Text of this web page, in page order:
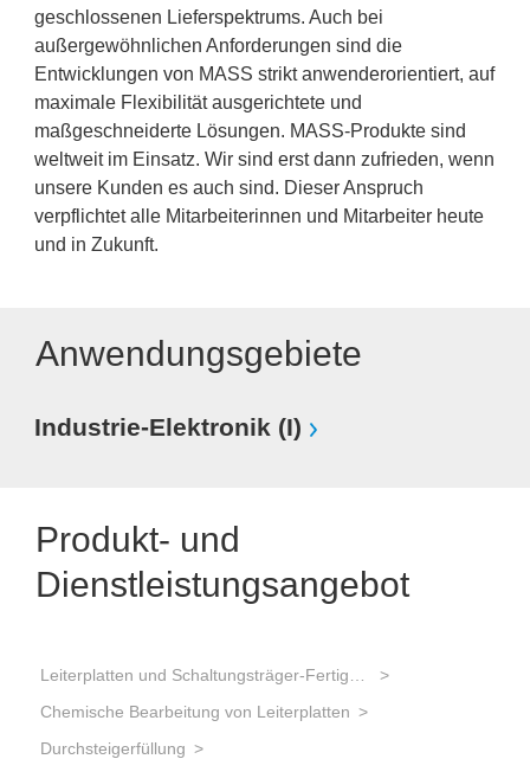
geschlossenen Lieferspektrums. Auch bei
außergewöhnlichen Anforderungen sind die
Entwicklungen von MASS strikt anwenderorientiert, auf
maximale Flexibilität ausgerichtete und
maßgeschneiderte Lösungen. MASS-Produkte sind
weltweit im Einsatz. Wir sind erst dann zufrieden, wenn
unsere Kunden es auch sind. Dieser Anspruch
verpflichtet alle Mitarbeiterinnen und Mitarbeiter heute
und in Zukunft.
Anwendungsgebiete
Industrie-Elektronik (I)
Produkt- und
Dienstleistungsangebot
Chemische Bearbeitung von Leiterplatten
Durchsteigerfüllung